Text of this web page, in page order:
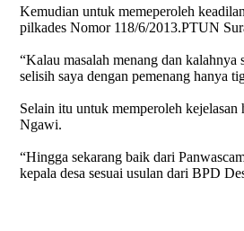
Kemudian untuk memeperoleh
pilkades Nomor 118/6/2013.PTUN
“Kalau masalah menang dan
selisih saya dengan pemenang hanya
Selain itu untuk memperoleh
Ngawi.
“Hingga sekarang baik dari
kepala desa sesuai usulan dari BPD